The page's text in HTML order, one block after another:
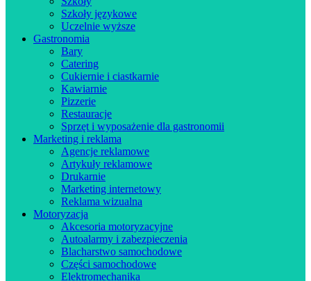
Szkoły językowe
Uczelnie wyższe
Gastronomia
Bary
Catering
Cukiernie i ciastkarnie
Kawiarnie
Pizzerie
Restauracje
Sprzęt i wyposażenie dla gastronomii
Marketing i reklama
Agencje reklamowe
Artykuły reklamowe
Drukarnie
Marketing internetowy
Reklama wizualna
Motoryzacja
Akcesoria motoryzacyjne
Autoalarmy i zabezpieczenia
Blacharstwo samochodowe
Części samochodowe
Elektromechanika